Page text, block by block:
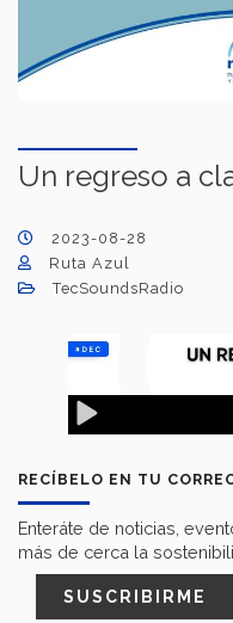
Un regreso a
2023-08-28
Ruta Azul
TecSoundsRadio
RECÍBELO EN TU
Enteráte de noticias,
más de cerca la
SUSCRIBIRME